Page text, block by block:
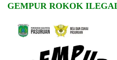
GEMPUR ROKOK